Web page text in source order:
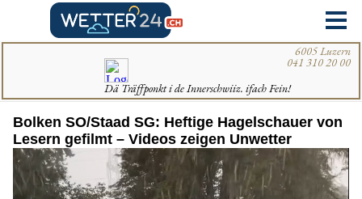
Bolken SO/Staad SG: Heftige Hagelschauer von
Lesern gefilmt – Videos zeigen Unwetter